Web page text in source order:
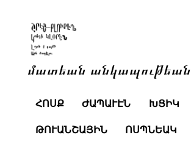
մատեան անկապութեան
ՀՈՍՔ ԺԱՊԱՒԷՆ ԽՑԻԿ
ԹՈՒԱՆՇԱՅԻՆ ՈՍՊՆԵԱԿ